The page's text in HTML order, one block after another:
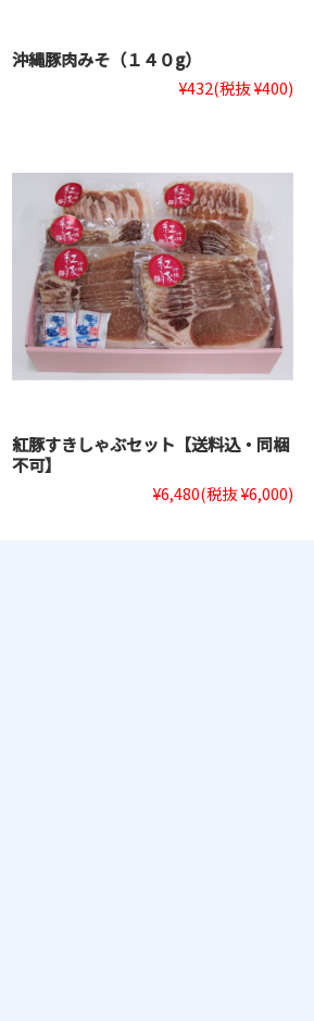
沖縄豚肉みそ（１４０g）
¥432(税抜 ¥400)
紅豚すきしゃぶセット【送料込・同梱
不可】
¥6,480(税抜 ¥6,000)